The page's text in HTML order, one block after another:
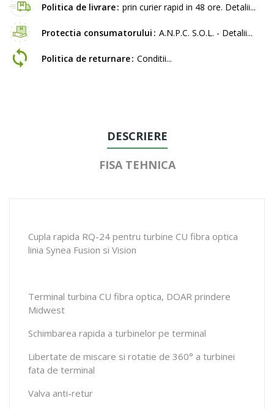
Politica de livrare prin curier rapid in 48 ore. Detalii...
Protectia consumatorului A.N.P.C. S.O.L. - Detalii...
Politica de returnare Conditii...
DESCRIERE
FISA TEHNICA
Cupla rapida RQ-24 pentru turbine CU fibra optica
linia Synea Fusion si Vision
Terminal turbina CU fibra optica, DOAR prindere
Midwest
Schimbarea rapida a turbinelor pe terminal
Libertate de miscare si rotatie de 360° a turbinei
fata de terminal
Valva anti-retur